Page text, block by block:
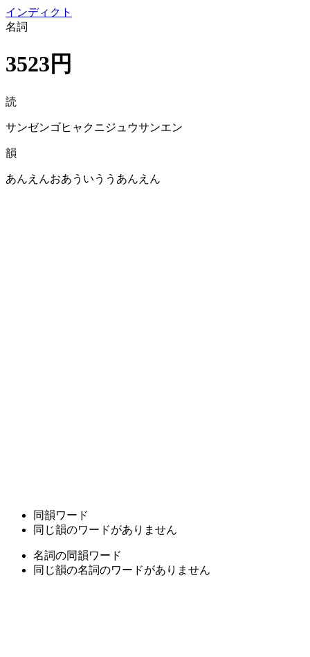
インディクト
名詞
3523円
読
サンゼンゴヒャクニジュウサンエン
韻
あんえんおあういううあんえん
同韻ワード
同じ韻のワードがありません
名詞の同韻ワード
同じ韻の名詞のワードがありません